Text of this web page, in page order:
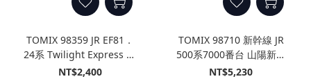
TOMIX 98359 JR EF81．
24系 Twilight Express 基
本A (3輛)
NT$2,400
TOMIX 98710 新幹線 JR
500系7000番台 山陽新幹
線 回音 (Kodama) (8輛)
NT$5,230